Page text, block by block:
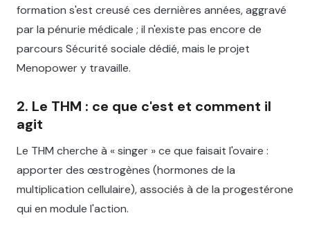
formation s'est creusé ces dernières années, aggravé
par la pénurie médicale ; il n'existe pas encore de
parcours Sécurité sociale dédié, mais le projet
Menopower y travaille.
2. Le THM : ce que c'est et comment il
agit
Le THM cherche à « singer » ce que faisait l'ovaire :
apporter des œstrogènes (hormones de la
multiplication cellulaire), associés à de la progestérone
qui en module l'action.